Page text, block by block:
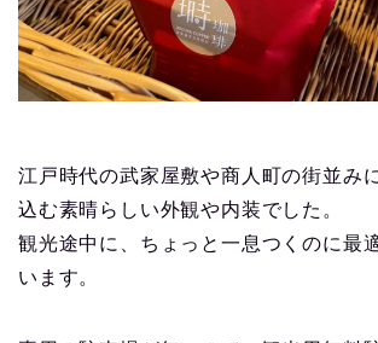
江戸時代の武家屋敷や商人町の街並み
込む素晴らしい外観や内装でした。
観光途中に、ちょっと一息つくのに最
います。